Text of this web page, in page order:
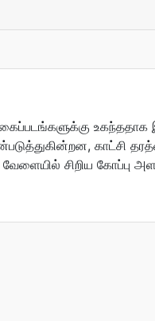
உகந்ததாக
காட்சி
வேளையில் சிறிய கோப்பு